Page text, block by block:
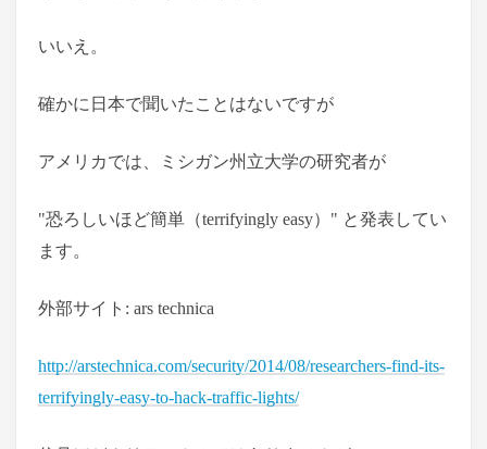
いいえ。
確かに日本で聞いたことはないですが
アメリカでは、ミシガン州立大学の研究者が
"恐ろしいほど簡単（terrifyingly easy）" と発表してい
ます。
外部サイト: ars technica
http://arstechnica.com/security/2014/08/researchers-find-its-
terrifyingly-easy-to-hack-traffic-lights/